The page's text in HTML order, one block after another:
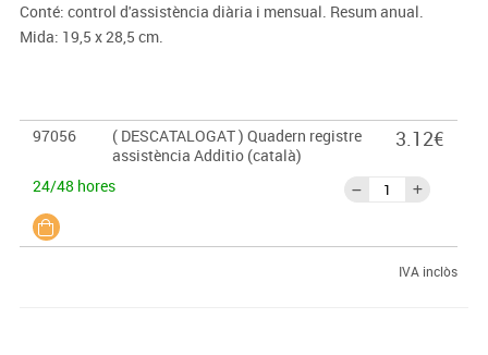
Conté: control d'assistència diària i mensual. Resum anual.
Mida: 19,5 x 28,5 cm.
97056
( DESCATALOGAT ) Quadern registre
assistència Additio (català)
24/48 hores
3.12€
IVA inclòs